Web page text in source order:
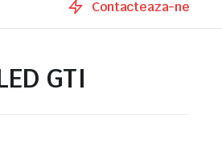
Contacteaza-ne
GTI